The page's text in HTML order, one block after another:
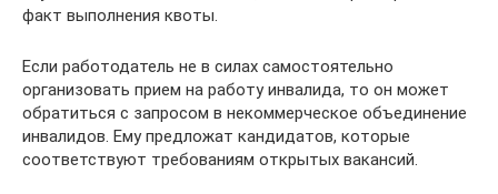
факт выполнения квоты.
Если работодатель не в силах самостоятельно
организовать прием на работу инвалида, то он может
обратиться с запросом в некоммерческое объединение
инвалидов. Ему предложат кандидатов, которые
соответствуют требованиям открытых вакансий.